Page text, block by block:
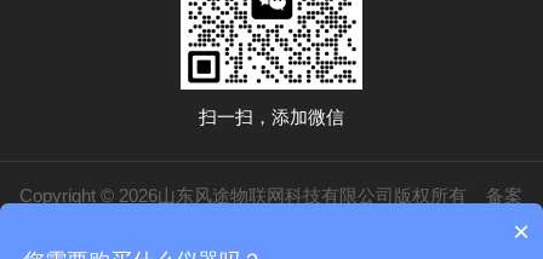
扫一扫，添加微信
Copyright © 2026山东风途物联网科技有限公司版权所有 备案
×